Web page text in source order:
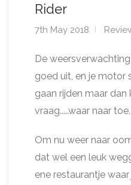
Rider
7th May 2018
De
goed uit, en je motor
gaan rijden maar
vraag.....waar naar toe.
Om nu weer naar
dat wel een leuk
ene restaurantje